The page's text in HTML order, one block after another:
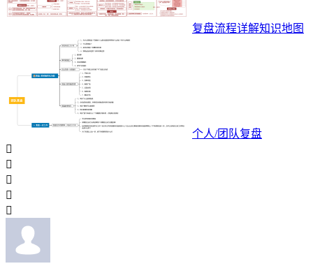
复盘流程详解知识地图
个人/团队复盘




